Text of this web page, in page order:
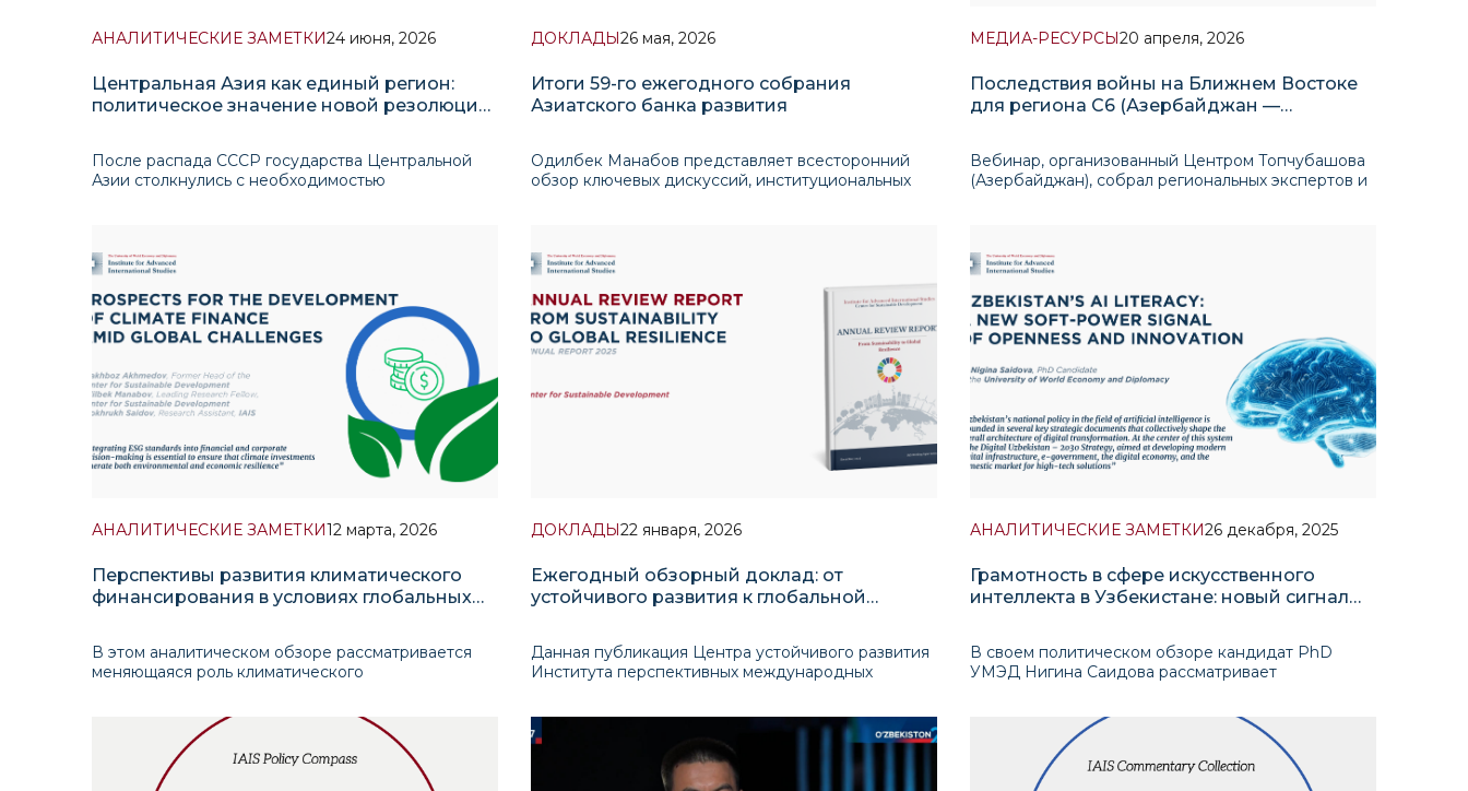
АНАЛИТИЧЕСКИЕ ЗАМЕТКИ24 июня, 2026
Центральная Азия как единый регион:
политическое значение новой резолюции
После распада СССР государства Центральной
Азии столкнулись с необходимостью
региональное сотрудничество, несмотря на
отдельные инициативы
ДОКЛАДЫ26 мая, 2026
Итоги 59-го ежегодного собрания
Азиатского банка развития
Одилбек Манабов представляет всесторонний
обзор ключевых дискуссий, институциональных
года. В докладе собрано в более широком к
МЕДИА-РЕСУРСЫ20 апреля, 2026
Последствия войны на Ближнем Востоке
для региона C6 (Азербайджан —
Вебинар, организованный Центром Топчубашова
(Азербайджан), собрал региональных экспертов и
основными внешними игроками.
АНАЛИТИЧЕСКИЕ ЗАМЕТКИ12 марта, 2026
Перспективы развития климатического
финансирования в условиях глобальных
В этом аналитическом обзоре рассматривается
меняющаяся роль климатического
с изменением климата. В последние годы
изменение климата вышло за рамки
экологической политики и стало системной п
ДОКЛАДЫ22 января, 2026
Ежегодный обзорный доклад: от
устойчивого развития к глобальной
Данная публикация Центра устойчивого развития
Института перспективных международных
подготовленные за год. В основе доклада лежит
идея о том, что устойчивое развитие сегодня
выходит за рамки экологи
АНАЛИТИЧЕСКИЕ ЗАМЕТКИ26 декабря, 2025
Грамотность в сфере искусственного
интеллекта в Узбекистане: новый сигнал
В своем политическом обзоре кандидат PhD
УМЭД Нигина Саидова рассматривает
приоритет внутреннего развития, но и как новый
инструмент «мягкой силы» Узбекистана в циф